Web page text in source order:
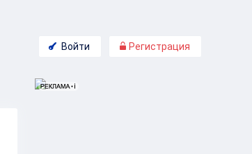
Войти Регистрация